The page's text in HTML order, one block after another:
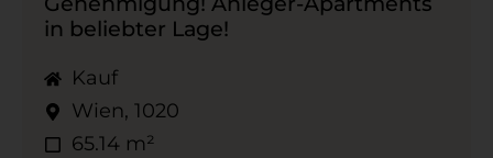
in beliebter Lage!
Kauf
Wien, 1020
65.14 m²